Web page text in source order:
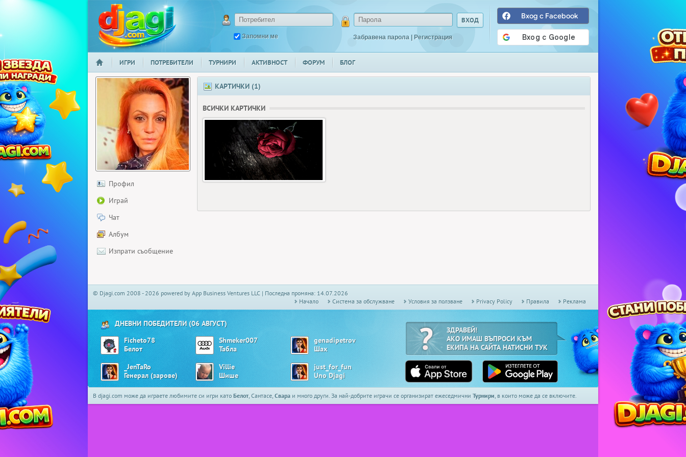
djagi.com
Запомни ме Забравена парола | Регистрация
Вход с Facebook
НАЧАЛО
ИГРИ ПОТРЕБИТЕЛИ ТУРНИРИ АКТИВНОСТ ФОРУМ БЛОГ
Профил
Играй
Чат
Албум
Изпрати съобщение
КАРТИЧКИ (1)
ВСИЧКИ КАРТИЧКИ
© Djagi.com 2008 - 2026 powered by App Business Ventures LLC | Последна промяна: 14.07.2026
Начало
Системa за обслужване Условия за ползване Privacy Policy Правила Реклама
ДНЕВНИ ПОБЕДИТЕЛИ (06 АВГУСТ)
Ficheto78
Белот
Shmeker007
Табла
genadipetrov
Шах
_JenTaRo
Генерал (зарове)
Villie
Шише
just_for_fun
Uno Djagi
ЗДРАВЕЙ!
АКО ИМАШ ВЪПРОСИ КЪМ
ЕКИПА НА САЙТА НАТИСНИ ТУК
В djagi.com може да играете любимите си игри като Белот, Сантасе, Свара и много други. За най-добрите играчи се организират ежеседмични Турнири, в които може да се включите.